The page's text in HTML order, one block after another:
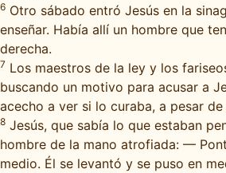
6 Otro sábado entró Jesús en la
enseñar. Había allí un hombre que
derecha.
7 Los maestros de la ley y los
buscando un motivo para acusar a
acecho a ver si lo curaba, a pesar de
8 Jesús, que sabía lo que estaban
hombre de la mano atrofiada: —
medio. Él se levantó y se puso en